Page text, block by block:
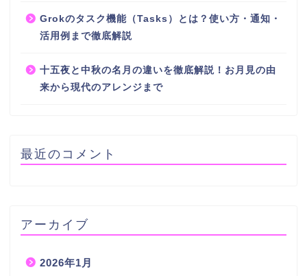
Grokのタスク機能（Tasks）とは？使い方・通知・
活用例まで徹底解説
十五夜と中秋の名月の違いを徹底解説！お月見の由
来から現代のアレンジまで
最近のコメント
アーカイブ
2026年1月